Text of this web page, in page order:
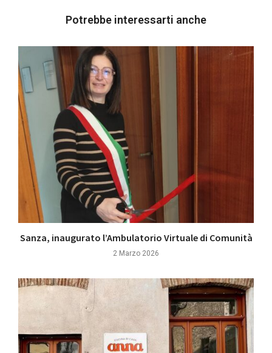
Potrebbe interessarti anche
Sanza, inaugurato l’Ambulatorio Virtuale di Comunità
2 Marzo 2026